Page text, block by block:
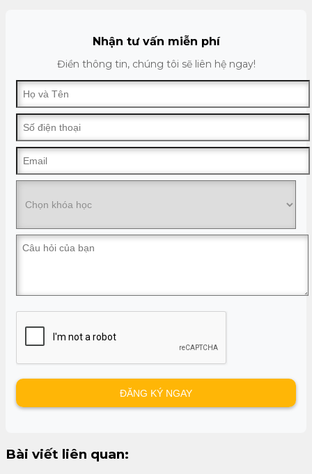
Nhận tư vấn miễn phí
Điền thông tin, chúng tôi sẽ liên hệ ngay!
Bài viết liên quan: